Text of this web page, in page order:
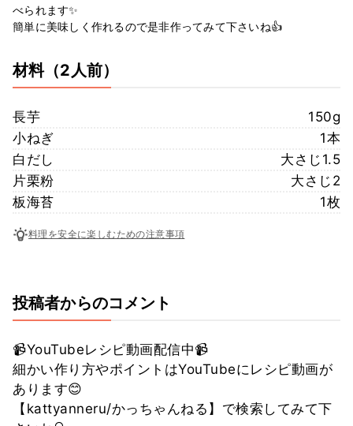
べられます✨
簡単に美味しく作れるので是非作ってみて下さいね👍
材料（2人前）
長芋
150g
小ねぎ
1本
白だし
大さじ1.5
片栗粉
大さじ2
板海苔
1枚
料理を安全に楽しむための注意事項
投稿者からのコメント
📹YouTubeレシピ動画配信中📹
細かい作り方やポイントはYouTubeにレシピ動画が
あります😊
【kattyanneru/かっちゃんねる】で検索してみて下